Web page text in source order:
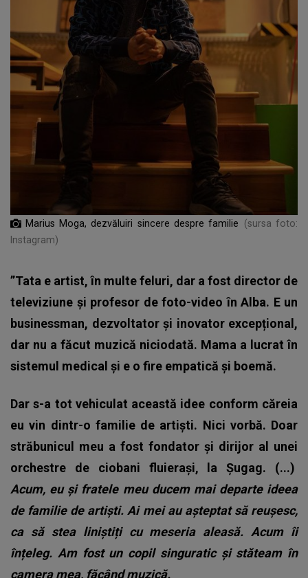
Marius Moga, dezvăluiri sincere despre familie
(sursa foto:
Instagram)
”Tata e artist, în multe feluri, dar a fost director de
televiziune și profesor de foto-video în Alba. E un
businessman, dezvoltator și inovator excepțional,
dar nu a făcut muzică niciodată. Mama a lucrat în
sistemul medical și e o fire empatică și boemă.
Dar s-a tot vehiculat această idee conform căreia
eu vin dintr-o familie de artiști. Nici vorbă. Doar
străbunicul meu a fost fondator și dirijor al unei
orchestre de ciobani fluierași, la Șugag. (...)
Acum, eu și fratele meu ducem mai departe ideea
de familie de artiști. Ai mei au așteptat să reușesc,
ca să stea liniștiți cu meseria aleasă. Acum îi
înțeleg. Am fost un copil singuratic și stăteam în
camera mea, făcând muzică.